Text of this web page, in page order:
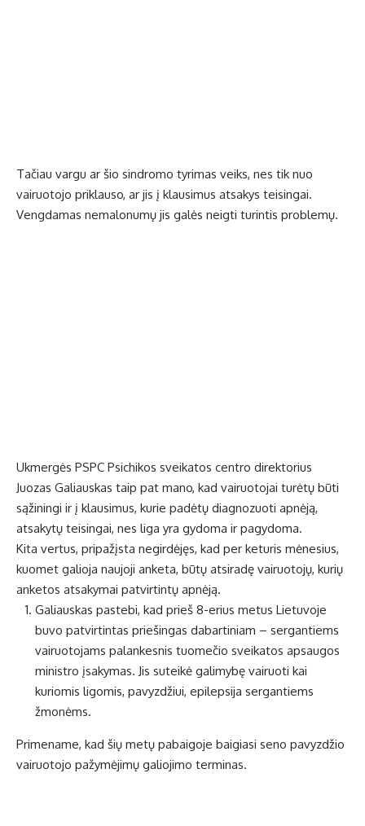
Tačiau vargu ar šio sindromo tyrimas veiks, nes tik nuo
vairuotojo priklauso, ar jis į klausimus atsakys teisingai.
Vengdamas nemalonumų jis galės neigti turintis problemų.
Ukmergės PSPC Psichikos sveikatos centro direktorius
Juozas Galiauskas taip pat mano, kad vairuotojai turėtų būti
sąžiningi ir į klausimus, kurie padėtų diagnozuoti apnėją,
atsakytų teisingai, nes liga yra gydoma ir pagydoma.
Kita vertus, pripažįsta negirdėjęs, kad per keturis mėnesius,
kuomet galioja naujoji anketa, būtų atsiradę vairuotojų, kurių
anketos atsakymai patvirtintų apnėją.
Galiauskas pastebi, kad prieš 8-erius metus Lietuvoje
buvo patvirtintas priešingas dabartiniam – sergantiems
vairuotojams palankesnis tuomečio sveikatos apsaugos
ministro įsakymas. Jis suteikė galimybę vairuoti kai
kuriomis ligomis, pavyzdžiui, epilepsija sergantiems
žmonėms.
Primename, kad šių metų pabaigoje baigiasi seno pavyzdžio
vairuotojo pažymėjimų galiojimo terminas.